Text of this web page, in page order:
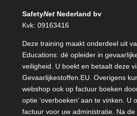
SafetyNetNederland bv
Kvk: 09163416
Deze training maakt onderdeel uit
Educations: dé opleider in
veiligheid. U boekt en betaalt deze
Gevaarlijkestoffen.EU . Overigens
webshop ook op factuur boeken
optie ‘overboeken’ aan te vinken. U
factuur voor uw administratie. Na de